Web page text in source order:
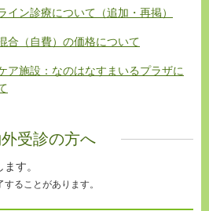
イン診療について（追加・再掲）
合（自費）の価格について
ア施設：なのはなすまいるプラザに
受診の方へ
す。
ることがあります。